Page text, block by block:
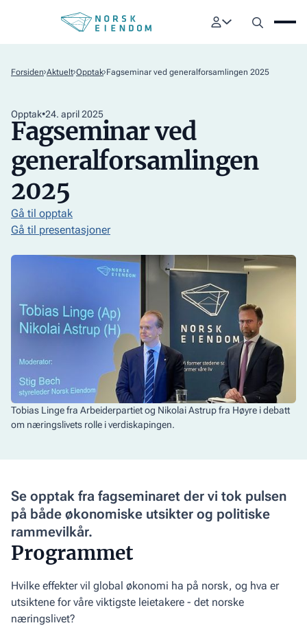
Forsiden Aktuelt Opptak Fagseminar ved generalforsamlingen 2025
Opptak•24. april 2025
Fagseminar ved
generalforsamlingen
2025
Gå til opptak
Gå til presentasjoner
Tobias Linge fra Arbeiderpartiet og Nikolai Astrup fra Høyre i debatt
om næringslivets rolle i verdiskapingen.
Se opptak fra fagseminaret der vi tok pulsen
på både økonomiske utsikter og politiske
rammevilkår.
Programmet
Hvilke effekter vil global økonomi ha på norsk, og hva er
utsiktene for våre viktigste leietakere - det norske
næringslivet?